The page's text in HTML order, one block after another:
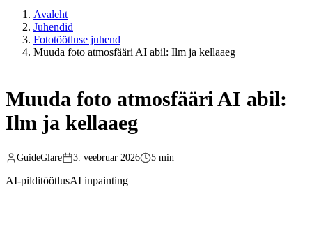
Avaleht
Juhendid
Fototöötluse juhend
Muuda foto atmosfääri AI abil: Ilm ja kellaaeg
Muuda foto atmosfääri AI abil:
Ilm ja kellaaeg
GuideGlare 3. veebruar 2026 5 min
AI-pilditöötlusAI inpainting